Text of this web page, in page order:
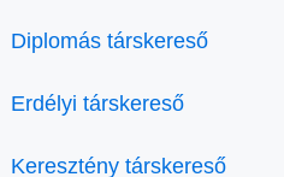
Diplomás társkereső
Erdélyi társkereső
Keresztény társkereső